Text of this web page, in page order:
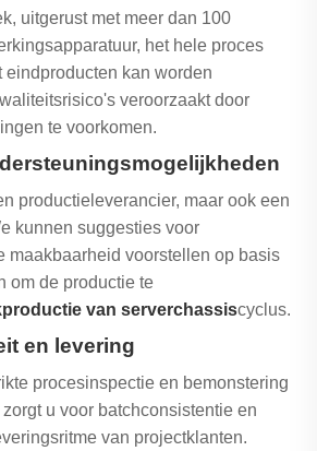
uitgerust met meer dan 100
het hele proces
eindproducten kan worden
veroorzaakt door
te voorkomen.
productieleverancier, maar ook een
kunnen suggesties voor
maakbaarheid voorstellen op basis
om de productie te
van serverchassiscyclus.
en levering
procesinspectie en bemonstering
u voor batchconsistentie en
van projectklanten.